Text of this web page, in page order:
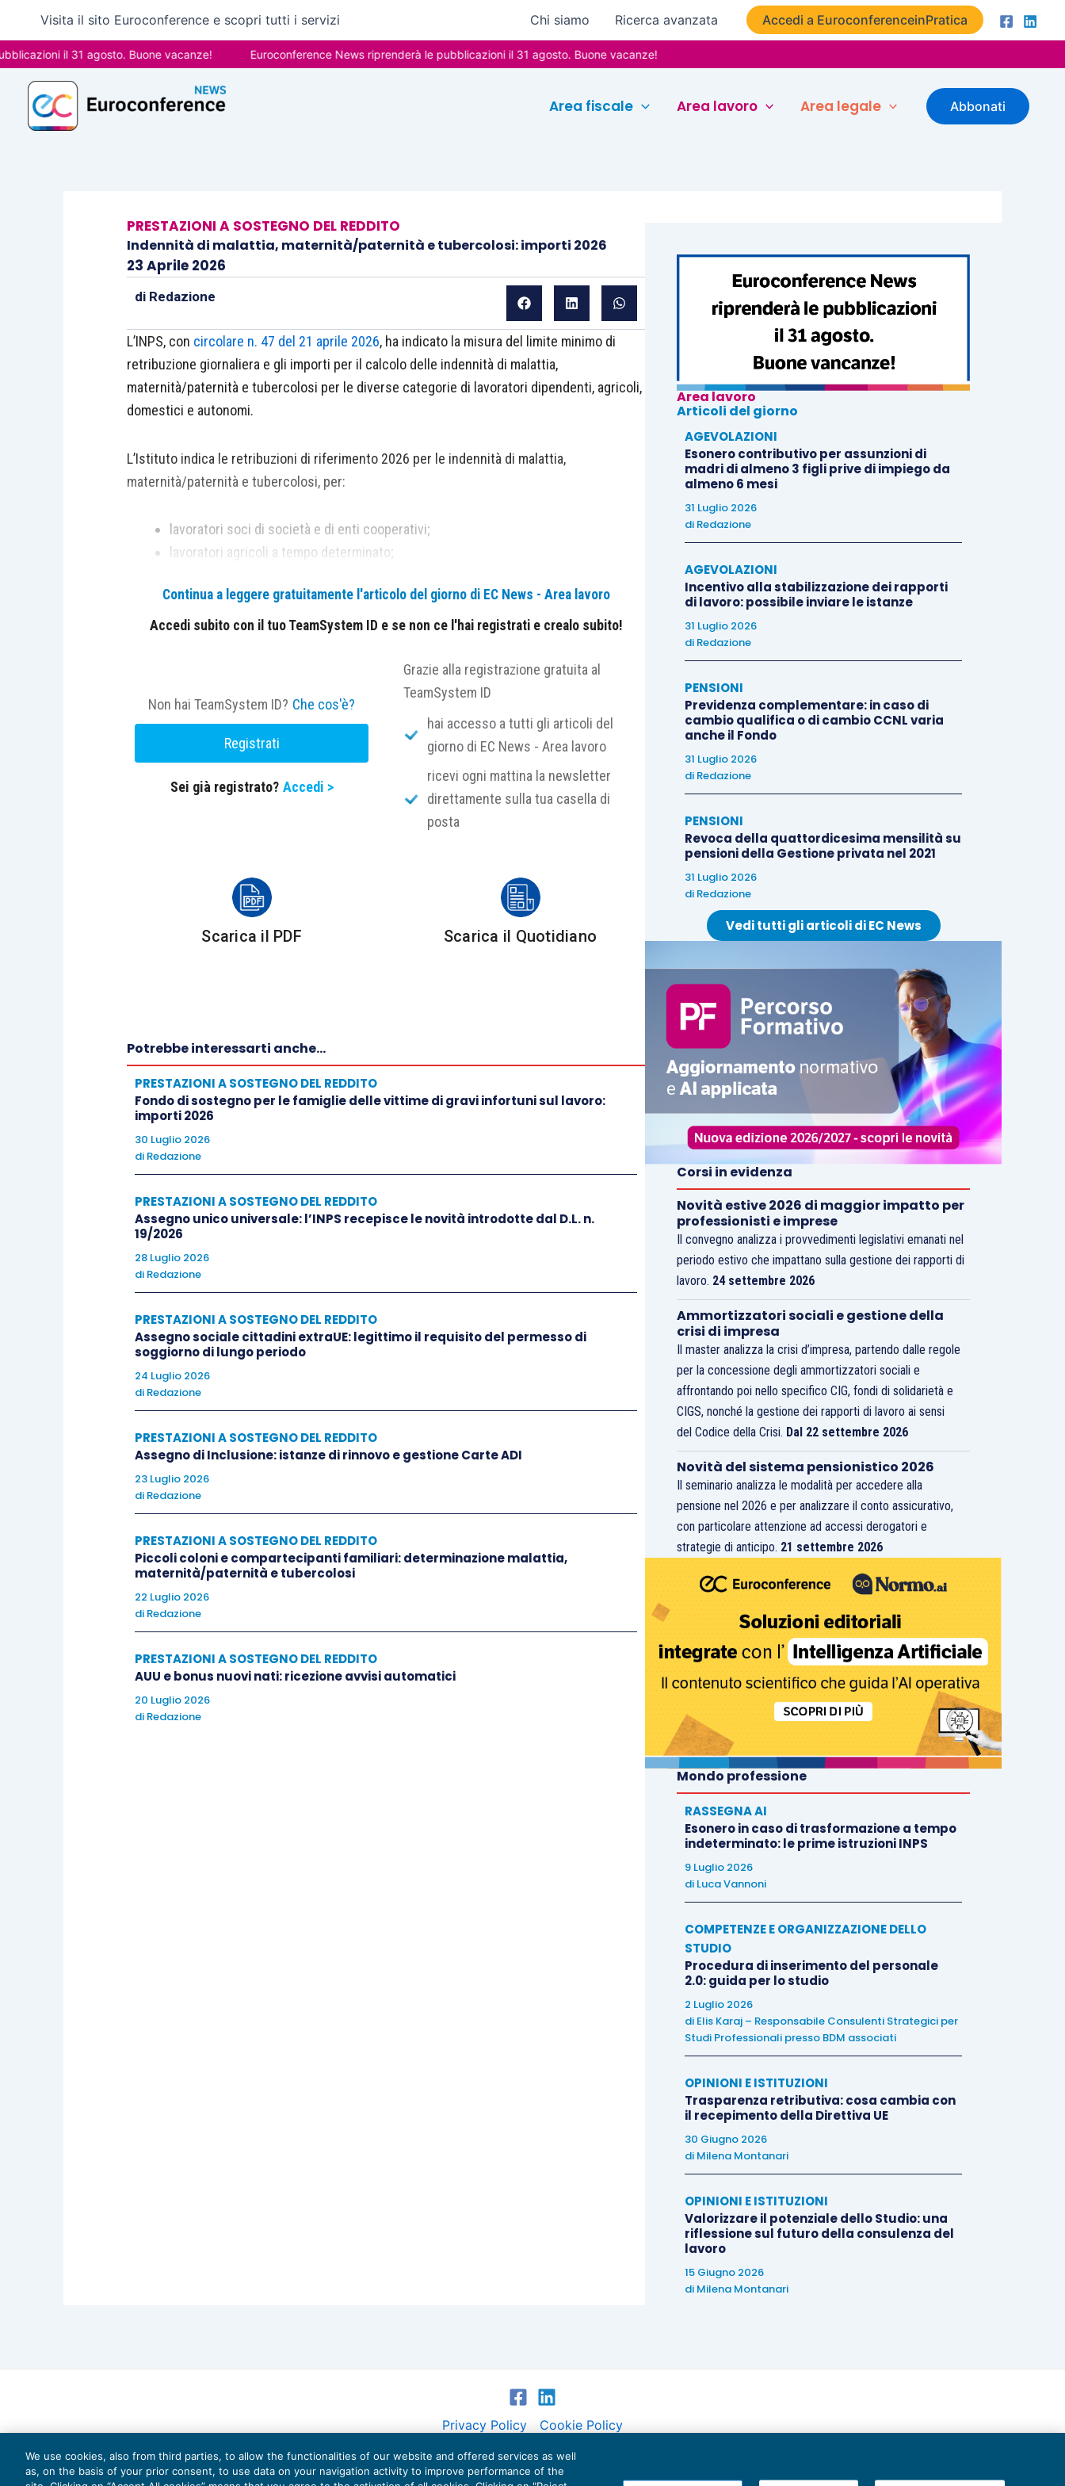
contenuto
Visita il sito Euroconference e scopri tutti i servizi Chi siamo Ricerca avanzata Accedi a EuroconferenceinPratica
il 31 agosto. Buone vacanze! Euroconference News riprenderà le pubblicazioni il 31 agosto. Buone vacanze!
Area fiscale Area lavoro Area legale Abbonati
PRESTAZIONI A SOSTEGNO DEL REDDITO
Indennità di malattia, maternità/paternità e tubercolosi: importi 2026
23 Aprile 2026
di Redazione
L’INPS, con circolare n. 47 del 21 aprile 2026, ha indicato la misura del limite minimo di
retribuzione giornaliera e gli importi per il calcolo delle indennità di malattia,
maternità/paternità e tubercolosi per le diverse categorie di lavoratori dipendenti, agricoli,
domestici e autonomi.
L’Istituto indica le retribuzioni di riferimento 2026 per le indennità di malattia,
maternità/paternità e tubercolosi, per:
lavoratori soci di società e di enti cooperativi;
lavoratori agricoli a tempo determinato;
lavoratori italiani e stranieri addetti ai servizi domestici e familiari, in relazione alle
sole prestazioni di maternità/paternità;
imprenditori agricoli professionali, pescatori autonomi della piccola pesca
marittima e delle acque interne, in relazione alle sole prestazioni di
maternità/paternità.
Inoltre, la circolare riepiloga gli importi applicabili nel 2026 per:
lavoratori iscritti alla Gestione separata (maternità/paternità, congedo parentale,
limiti di reddito per l’indennità di congedo parentale;
importi massimi per l’indennità economica e l’accredito figurativo per i congedi
riconosciuti ai familiari di persone con disabilità grave.
Continua a leggere gratuitamente l'articolo del giorno di EC News - Area lavoro
Accedi subito con il tuo TeamSystem ID e se non ce l'hai registrati e crealo subito!
Non hai TeamSystem ID? Che cos'è?
Registrati
Sei già registrato? Accedi >
Grazie alla registrazione gratuita al
TeamSystem ID
hai accesso a tutti gli articoli del
giorno di EC News - Area lavoro
ricevi ogni mattina la newsletter
direttamente sulla tua casella di
posta
Scarica il PDF Scarica il Quotidiano
Potrebbe interessarti anche...
PRESTAZIONI A SOSTEGNO DEL REDDITO
Fondo di sostegno per le famiglie delle vittime di gravi infortuni sul lavoro:
importi 2026
30 Luglio 2026
di Redazione
PRESTAZIONI A SOSTEGNO DEL REDDITO
Assegno unico universale: l’INPS recepisce le novità introdotte dal D.L. n.
19/2026
28 Luglio 2026
di Redazione
PRESTAZIONI A SOSTEGNO DEL REDDITO
Assegno sociale cittadini extraUE: legittimo il requisito del permesso di
soggiorno di lungo periodo
24 Luglio 2026
di Redazione
PRESTAZIONI A SOSTEGNO DEL REDDITO
Assegno di Inclusione: istanze di rinnovo e gestione Carte ADI
23 Luglio 2026
di Redazione
PRESTAZIONI A SOSTEGNO DEL REDDITO
Piccoli coloni e compartecipanti familiari: determinazione malattia,
maternità/paternità e tubercolosi
22 Luglio 2026
di Redazione
PRESTAZIONI A SOSTEGNO DEL REDDITO
AUU e bonus nuovi nati: ricezione avvisi automatici
20 Luglio 2026
di Redazione
Area lavoro
Articoli del giorno
AGEVOLAZIONI
Esonero contributivo per assunzioni di
madri di almeno 3 figli prive di impiego da
almeno 6 mesi
31 Luglio 2026
di Redazione
AGEVOLAZIONI
Incentivo alla stabilizzazione dei rapporti
di lavoro: possibile inviare le istanze
31 Luglio 2026
di Redazione
PENSIONI
Previdenza complementare: in caso di
cambio qualifica o di cambio CCNL varia
anche il Fondo
31 Luglio 2026
di Redazione
PENSIONI
Revoca della quattordicesima mensilità su
pensioni della Gestione privata nel 2021
31 Luglio 2026
di Redazione
Vedi tutti gli articoli di EC News
Corsi in evidenza
Novità estive 2026 di maggior impatto per
professionisti e imprese
Il convegno analizza i provvedimenti legislativi emanati nel
periodo estivo che impattano sulla gestione dei rapporti di
lavoro. 24 settembre 2026
Ammortizzatori sociali e gestione della
crisi di impresa
Il master analizza la crisi d’impresa, partendo dalle regole
per la concessione degli ammortizzatori sociali e
affrontando poi nello specifico CIG, fondi di solidarietà e
CIGS, nonché la gestione dei rapporti di lavoro ai sensi
del Codice della Crisi. Dal 22 settembre 2026
Novità del sistema pensionistico 2026
Il seminario analizza le modalità per accedere alla
pensione nel 2026 e per analizzare il conto assicurativo,
con particolare attenzione ad accessi derogatori e
strategie di anticipo. 21 settembre 2026
Mondo professione
RASSEGNA AI
Esonero in caso di trasformazione a tempo
indeterminato: le prime istruzioni INPS
9 Luglio 2026
di Luca Vannoni
COMPETENZE E ORGANIZZAZIONE DELLO
STUDIO
Procedura di inserimento del personale
2.0: guida per lo studio
2 Luglio 2026
di Elis Karaj – Responsabile Consulenti Strategici per
Studi Professionali presso BDM associati
OPINIONI E ISTITUZIONI
Trasparenza retributiva: cosa cambia con
il recepimento della Direttiva UE
30 Giugno 2026
di Milena Montanari
OPINIONI E ISTITUZIONI
Valorizzare il potenziale dello Studio: una
riflessione sul futuro della consulenza del
lavoro
15 Giugno 2026
di Milena Montanari
Privacy Policy Cookie Policy
Euroconference NEWS è una testata registrata al Tribunale di Milano Reg. n. 8556/2026
Direttore responsabile Sandro Cerato
We use cookies, also from third parties, to allow the functionalities of our website and offered services as well
as, on the basis of your prior consent, to use data on your navigation activity to improve performance of the